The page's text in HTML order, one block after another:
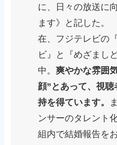
に、日々の放送に
ます》と記した。
在、フジテレビの
ビ』と『めざまし
中。爽やかな雰囲
顔”とあって、視
持を得ています。
ンサーのタレント
組内で結婚報告を